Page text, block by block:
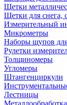
Щетки
Щетки для снега,
Измерительный
Микрометры
Наборы щупов для
Рулетки
Толщиномеры
Угломеры
Штангенциркули
Лестницы
Металлообработка